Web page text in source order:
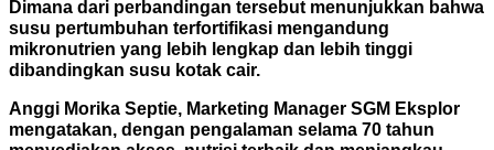
Dimana dari perbandingan tersebut menunjukkan bahwa
susu pertumbuhan terfortifikasi mengandung
mikronutrien yang lebih lengkap dan lebih tinggi
dibandingkan susu kotak cair.
Anggi Morika Septie, Marketing Manager SGM Eksplor
mengatakan, dengan pengalaman selama 70 tahun